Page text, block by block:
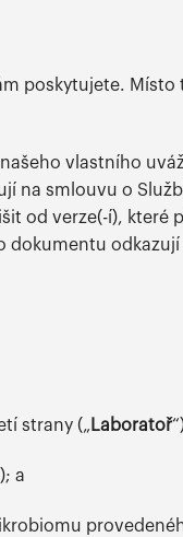
poskytujete. Místo
vlastního
na smlouvu o
od verze(-í), které
strany („ Laboratoř
a